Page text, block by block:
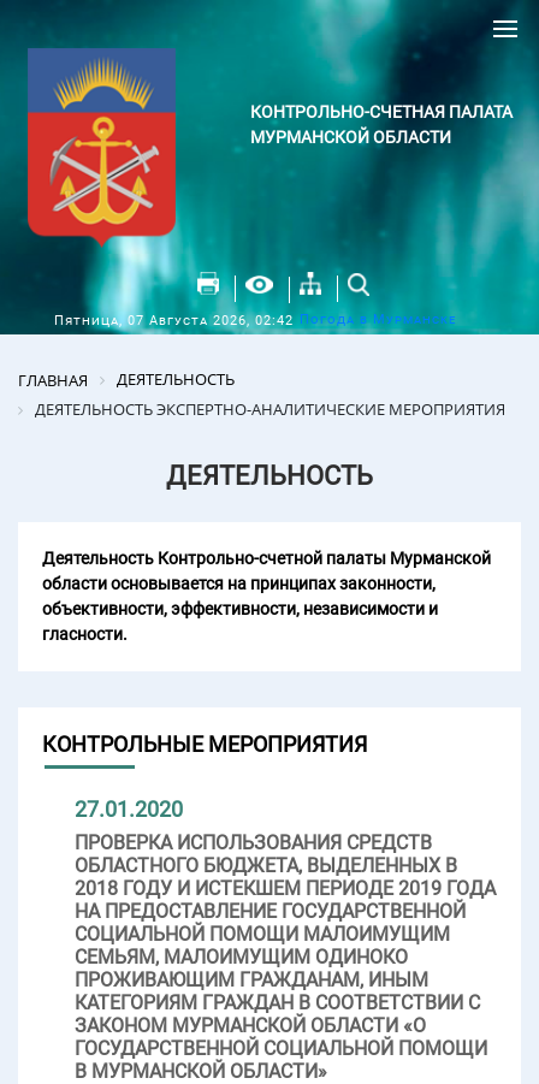
КОНТРОЛЬНО-СЧЕТНАЯ ПАЛАТА
МУРМАНСКОЙ ОБЛАСТИ
Пятница, 07 Августа 2026, 02:42 Погода в Мурманске
ГЛАВНАЯ
ДЕЯТЕЛЬНОСТЬ
ДЕЯТЕЛЬНОСТЬ ЭКСПЕРТНО-АНАЛИТИЧЕСКИЕ МЕРОПРИЯТИЯ
ДЕЯТЕЛЬНОСТЬ
Деятельность Контрольно-счетной палаты Мурманской
области основывается на принципах законности,
объективности, эффективности, независимости и
гласности.
КОНТРОЛЬНЫЕ МЕРОПРИЯТИЯ
27.01.2020
ПРОВЕРКА ИСПОЛЬЗОВАНИЯ СРЕДСТВ
ОБЛАСТНОГО БЮДЖЕТА, ВЫДЕЛЕННЫХ В
2018 ГОДУ И ИСТЕКШЕМ ПЕРИОДЕ 2019 ГОДА
НА ПРЕДОСТАВЛЕНИЕ ГОСУДАРСТВЕННОЙ
СОЦИАЛЬНОЙ ПОМОЩИ МАЛОИМУЩИМ
СЕМЬЯМ, МАЛОИМУЩИМ ОДИНОКО
ПРОЖИВАЮЩИМ ГРАЖДАНАМ, ИНЫМ
КАТЕГОРИЯМ ГРАЖДАН В СООТВЕТСТВИИ С
ЗАКОНОМ МУРМАНСКОЙ ОБЛАСТИ «О
ГОСУДАРСТВЕННОЙ СОЦИАЛЬНОЙ ПОМОЩИ
В МУРМАНСКОЙ ОБЛАСТИ»